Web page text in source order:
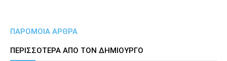
ΠΑΡΟΜΟΙΑ ΑΡΘΡΑ
ΠΕΡΙΣΣΟΤΕΡΑ ΑΠΟ ΤΟΝ ΔΗΜΙΟΥΡΓΟ